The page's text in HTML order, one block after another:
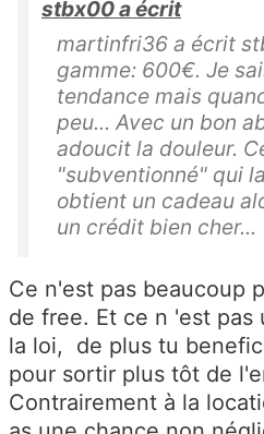
stbx00 a écrit
martinfri36 a écrit
gamme: 600€. Je
tendance mais
peu... Avec un bon
adoucit la douleur.
"subventionné" qui
obtient un cadeau
un crédit bien cher...
Ce n'est pas beaucoup
de free. Et ce n 'est pas
la loi, de plus tu
pour sortir plus tôt de
Contrairement à la